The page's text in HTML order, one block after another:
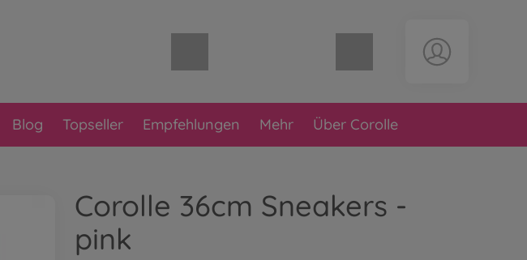
Warenkorb leer
Blog Topseller Empfehlungen Mehr Über Corolle
Corolle 36cm Sneakers -
pink